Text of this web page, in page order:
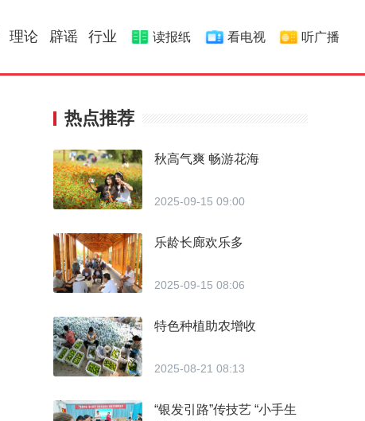
理论 辟谣 行业 读报纸 看电视 听广播
热点推荐
秋高气爽 畅游花海
2025-09-15 09:00
乐龄长廊欢乐多
2025-09-15 08:06
特色种植助农增收
2025-08-21 08:13
“银发引路”传技艺 “小手生